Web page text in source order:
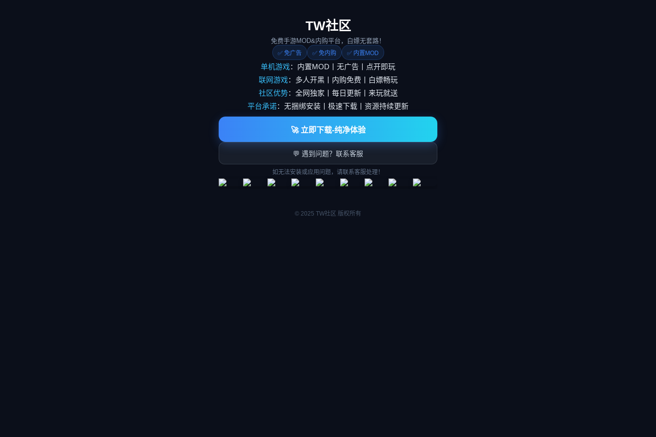
TW社区
免费手游MOD&内购平台，白嫖无套路！
✅ 免广告 ✅ 免内购 ✅ 内置MOD
单机游戏：内置MOD丨无广告丨点开即玩
联网游戏：多人开黑丨内购免费丨白嫖畅玩
社区优势：全网独家丨每日更新丨来玩就送
平台承诺：无捆绑安装丨极速下载丨资源持续更新
🚀 立即下载-纯净体验
💬 遇到问题？联系客服
如无法安装或应用问题，请联系客服处理！
© 2025 TW社区 版权所有